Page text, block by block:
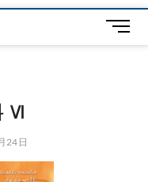
メ
ニ
Ⅵ
24日